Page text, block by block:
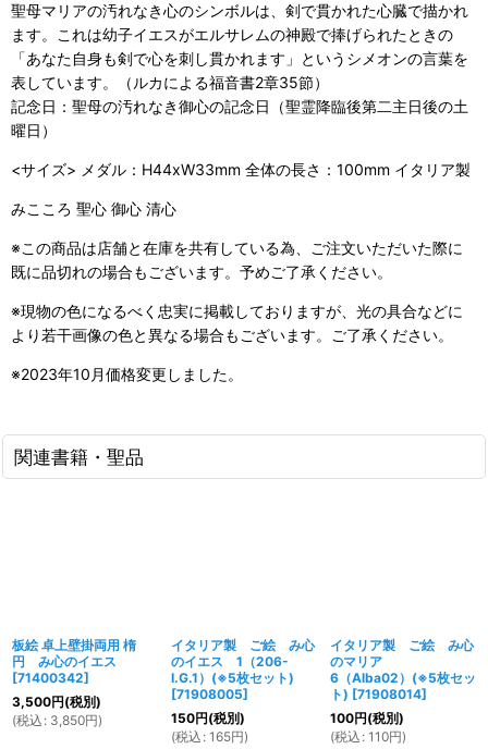
聖母マリアの汚れなき心のシンボルは、剣で貫かれた心臓で描かれ
ます。これは幼子イエスがエルサレムの神殿で捧げられたときの
「あなた自身も剣で心を刺し貫かれます」というシメオンの言葉を
表しています。（ルカによる福音書2章35節）
記念日：聖母の汚れなき御心の記念日（聖霊降臨後第二主日後の土
曜日）
<サイズ> メダル：H44xW33mm 全体の長さ：100mm イタリア製
みこころ 聖心 御心 清心
※この商品は店舗と在庫を共有している為、ご注文いただいた際に
既に品切れの場合もございます。予めご了承ください。
※現物の色になるべく忠実に掲載しておりますが、光の具合などに
より若干画像の色と異なる場合もございます。ご了承ください。
※2023年10月価格変更しました。
関連書籍・聖品
板絵 卓上壁掛両用 楕
円 み心のイエス
[71400342]
3,500円(税別)
(税込 : 3,850円)
イタリア製 ご絵 み心
のイエス 1（206-
I.G.1）(※5枚セット)
[71908005]
150円(税別)
(税込 : 165円)
イタリア製 ご絵 み心
のマリア
6（Alba02）(※5枚セッ
ト) [71908014]
100円(税別)
(税込 : 110円)